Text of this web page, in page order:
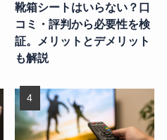
靴箱シートはいらない？口
コミ・評判から必要性を検
証。メリットとデメリット
も解説